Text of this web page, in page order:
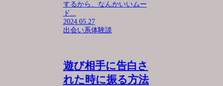
するから、なんかいいムー
ド...
2024.05.27
出会い系体験談
遊び相手に告白さ
れた時に振る方法